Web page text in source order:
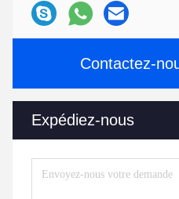
Contactez-
Expédiez-nous